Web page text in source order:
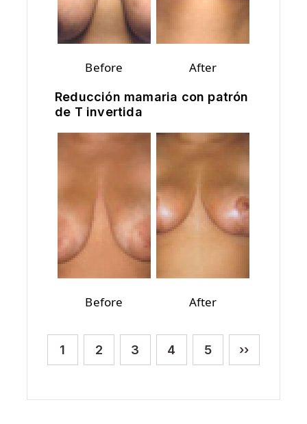
Before After
Reducción mamaria con patrón
de T invertida
Before After
Paginación
Página actual
1
Página
2
Página
3
Página
4
Página
5 ››